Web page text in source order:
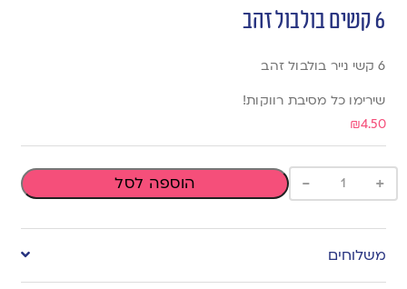
6 קשים בולבול זהב
6 קשי נייר בולבול זהב
שירימו כל מסיבת רווקות!
₪4.50
+
- הוספה לסל
משלוחים